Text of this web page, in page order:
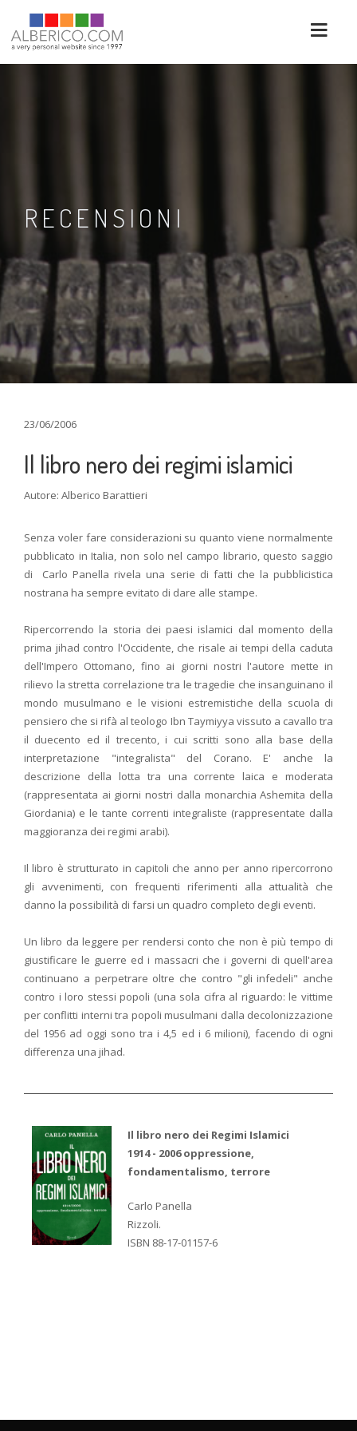
RECENSIONI
23/06/2006
Il libro nero dei regimi islamici
Autore: Alberico Barattieri
Senza voler fare considerazioni su quanto viene normalmente
pubblicato in Italia, non solo nel campo librario, questo saggio
di Carlo Panella rivela una serie di fatti che la pubblicistica
nostrana ha sempre evitato di dare alle stampe.
Ripercorrendo la storia dei paesi islamici dal momento della
prima jihad contro l'Occidente, che risale ai tempi della caduta
dell'Impero Ottomano, fino ai giorni nostri l'autore mette in
rilievo la stretta correlazione tra le tragedie che insanguinano il
mondo musulmano e le visioni estremistiche della scuola di
pensiero che si rifà al teologo Ibn Taymiyya vissuto a cavallo tra
il duecento ed il trecento, i cui scritti sono alla base della
interpretazione "integralista" del Corano. E' anche la
descrizione della lotta tra una corrente laica e moderata
(rappresentata ai giorni nostri dalla monarchia Ashemita della
Giordania) e le tante correnti integraliste (rappresentate dalla
maggioranza dei regimi arabi).
Il libro è strutturato in capitoli che anno per anno ripercorrono
gli avvenimenti, con frequenti riferimenti alla attualità che
danno la possibilità di farsi un quadro completo degli eventi.
Un libro da leggere per rendersi conto che non è più tempo di
giustificare le guerre ed i massacri che i governi di quell'area
continuano a perpetrare oltre che contro "gli infedeli" anche
contro i loro stessi popoli (una sola cifra al riguardo: le vittime
per conflitti interni tra popoli musulmani dalla decolonizzazione
del 1956 ad oggi sono tra i 4,5 ed i 6 milioni), facendo di ogni
differenza una jihad.
Il libro nero dei Regimi Islamici
1914 - 2006 oppressione,
fondamentalismo, terrore
Carlo Panella
Rizzoli.
ISBN 88-17-01157-6